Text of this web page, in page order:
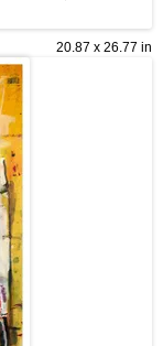
20.87 x 26.77 in